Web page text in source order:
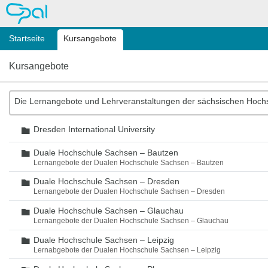
OPAL
Startseite Kursangebote
Kursangebote
Die Lernangebote und Lehrveranstaltungen der sächsischen
Ordner
Dresden International University
Ordner
Duale Hochschule Sachsen – Bautzen
Lernangebote der Dualen Hochschule Sachsen – Bautzen
Ordner
Duale Hochschule Sachsen – Dresden
Lernangebote der Dualen Hochschule Sachsen – Dresden
Ordner
Duale Hochschule Sachsen – Glauchau
Lernangebote der Dualen Hochschule Sachsen – Glauchau
Ordner
Duale Hochschule Sachsen – Leipzig
Lernabgebote der Dualen Hochschule Sachsen – Leipzig